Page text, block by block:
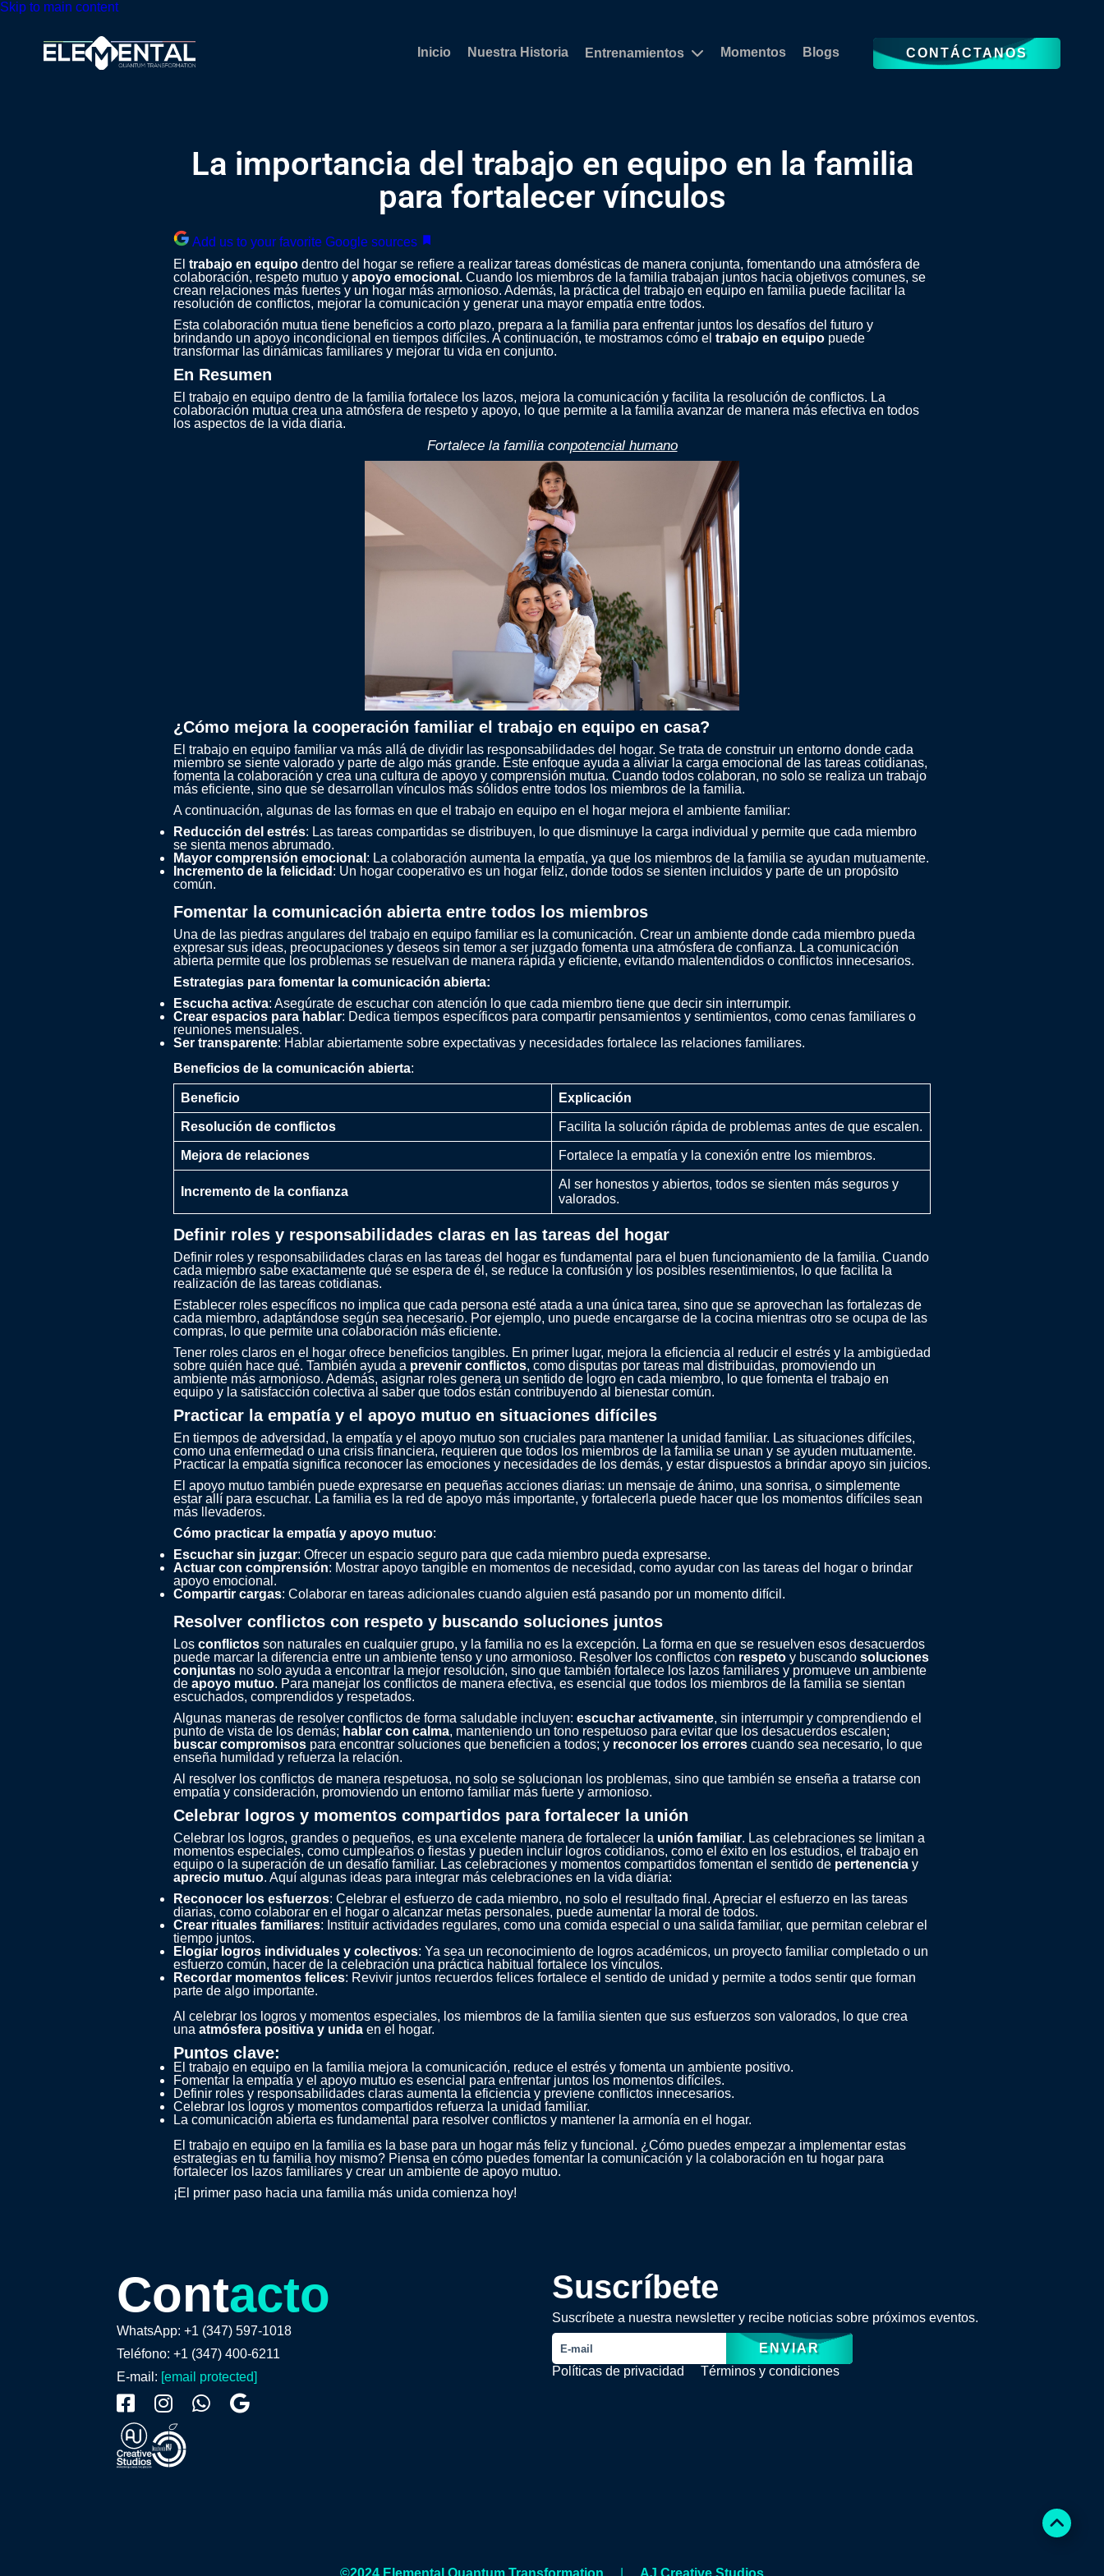
Skip to main content
Inicio Nuestra Historia Entrenamientos Momentos Blogs CONTÁCTANOS
La importancia del trabajo en equipo en la familia
para fortalecer vínculos
Add us to your favorite Google sources
El trabajo en equipodentro del hogar se refiere a realizar tareas domésticas de manera conjunta, fomentando una atmósfera de
colaboración, respeto mutuo y apoyo emocional.Cuando los miembros de la familia trabajan juntos hacia objetivos comunes, se
crean relaciones más fuertes y un hogar más armonioso. Además, la práctica del trabajo en equipo en familia puede facilitar la
resolución de conflictos, mejorar la comunicación y generar una mayor empatía entre todos.
Esta colaboración mutua tiene beneficios a corto plazo, prepara a la familia para enfrentar juntos los desafíos del futuro y
brindando un apoyo incondicional en tiempos difíciles. A continuación, te mostramos cómo el trabajo en equipopuede
transformar las dinámicas familiares y mejorar tu vida en conjunto.
En Resumen
El trabajo en equipo dentro de la familia fortalece los lazos, mejora la comunicación y facilita la resolución de conflictos. La
colaboración mutua crea una atmósfera de respeto y apoyo, lo que permite a la familia avanzar de manera más efectiva en todos
los aspectos de la vida diaria.
Fortalece la familia conpotencial humano
¿Cómo mejora la cooperación familiar el trabajo en equipo en casa?
El trabajo en equipo familiar va más allá de dividir las responsabilidades del hogar. Se trata de construir un entorno donde cada
miembro se siente valorado y parte de algo más grande. Este enfoque ayuda a aliviar la carga emocional de las tareas cotidianas,
fomenta la colaboración y crea una cultura de apoyo y comprensión mutua. Cuando todos colaboran, no solo se realiza un trabajo
más eficiente, sino que se desarrollan vínculos más sólidos entre todos los miembros de la familia.
A continuación, algunas de las formas en que el trabajo en equipo en el hogar mejora el ambiente familiar:
Reducción del estrés: Las tareas compartidas se distribuyen, lo que disminuye la carga individual y permite que cada miembro
se sienta menos abrumado.
Mayor comprensión emocional : La colaboración aumenta la empatía, ya que los miembros de la familia se ayudan mutuamente.
Incremento de la felicidad : Un hogar cooperativo es un hogar feliz, donde todos se sienten incluidos y parte de un propósito
común.
Fomentar la comunicación abierta entre todos los miembros
Una de las piedras angulares del trabajo en equipo familiar es la comunicación. Crear un ambiente donde cada miembro pueda
expresar sus ideas, preocupaciones y deseos sin temor a ser juzgado fomenta una atmósfera de confianza. La comunicación
abierta permite que los problemas se resuelvan de manera rápida y eficiente, evitando malentendidos o conflictos innecesarios.
Estrategias para fomentar la comunicación abierta:
Escucha activa: Asegúrate de escuchar con atención lo que cada miembro tiene que decir sin interrumpir.
Crear espacios para hablar: Dedica tiempos específicos para compartir pensamientos y sentimientos, como cenas familiares o
reuniones mensuales.
Ser transparente: Hablar abiertamente sobre expectativas y necesidades fortalece las relaciones familiares.
Beneficios de la comunicación abierta:
Beneficio Explicación
Resolución de conflictos Facilita la solución rápida de problemas antes de que escalen.
Mejora de relaciones Fortalece la empatía y la conexión entre los miembros.
Incremento de la confianza
Al ser honestos y abiertos, todos se sienten más seguros y
valorados.
Definir roles y responsabilidades claras en las tareas del hogar
Definir roles y responsabilidades claras en las tareas del hogar es fundamental para el buen funcionamiento de la familia. Cuando
cada miembro sabe exactamente qué se espera de él, se reduce la confusión y los posibles resentimientos, lo que facilita la
realización de las tareas cotidianas.
Establecer roles específicos no implica que cada persona esté atada a una única tarea, sino que se aprovechan las fortalezas de
cada miembro, adaptándose según sea necesario. Por ejemplo, uno puede encargarse de la cocina mientras otro se ocupa de las
compras, lo que permite una colaboración más eficiente.
Tener roles claros en el hogar ofrece beneficios tangibles. En primer lugar, mejora la eficiencia al reducir el estrés y la ambigüedad
sobre quién hace qué. También ayuda a prevenir conflictos, como disputas por tareas mal distribuidas, promoviendo un
ambiente más armonioso. Además, asignar roles genera un sentido de logro en cada miembro, lo que fomenta el trabajo en
equipo y la satisfacción colectiva al saber que todos están contribuyendo al bienestar común.
Practicar la empatía y el apoyo mutuo en situaciones difíciles
En tiempos de adversidad, la empatía y el apoyo mutuo son cruciales para mantener la unidad familiar. Las situaciones difíciles,
como una enfermedad o una crisis financiera, requieren que todos los miembros de la familia se unan y se ayuden mutuamente.
Practicar la empatía significa reconocer las emociones y necesidades de los demás, y estar dispuestos a brindar apoyo sin juicios.
El apoyo mutuo también puede expresarse en pequeñas acciones diarias: un mensaje de ánimo, una sonrisa, o simplemente
estar allí para escuchar. La familia es la red de apoyo más importante, y fortalecerla puede hacer que los momentos difíciles sean
más llevaderos.
Cómo practicar la empatía y apoyo mutuo:
Escuchar sin juzgar: Ofrecer un espacio seguro para que cada miembro pueda expresarse.
Actuar con comprensión: Mostrar apoyo tangible en momentos de necesidad, como ayudar con las tareas del hogar o brindar
apoyo emocional.
Compartir cargas: Colaborar en tareas adicionales cuando alguien está pasando por un momento difícil.
Resolver conflictos con respeto y buscando soluciones juntos
Los conflictosson naturales en cualquier grupo, y la familia no es la excepción. La forma en que se resuelven esos desacuerdos
puede marcar la diferencia entre un ambiente tenso y uno armonioso. Resolver los conflictos con respetoy buscando soluciones
conjuntasno solo ayuda a encontrar la mejor resolución, sino que también fortalece los lazos familiares y promueve un ambiente
de apoyo mutuo. Para manejar los conflictos de manera efectiva, es esencial que todos los miembros de la familia se sientan
escuchados, comprendidos y respetados.
Algunas maneras de resolver conflictos de forma saludable incluyen: escuchar activamente, sin interrumpir y comprendiendo el
punto de vista de los demás; hablar con calma, manteniendo un tono respetuoso para evitar que los desacuerdos escalen;
buscar compromisospara encontrar soluciones que beneficien a todos; y reconocer los errorescuando sea necesario, lo que
enseña humildad y refuerza la relación.
Al resolver los conflictos de manera respetuosa, no solo se solucionan los problemas, sino que también se enseña a tratarse con
empatía y consideración, promoviendo un entorno familiar más fuerte y armonioso.
Celebrar logros y momentos compartidos para fortalecer la unión
Celebrar los logros, grandes o pequeños, es una excelente manera de fortalecer la unión familiar. Las celebraciones se limitan a
momentos especiales, como cumpleaños o fiestas y pueden incluir logros cotidianos, como el éxito en los estudios, el trabajo en
equipo o la superación de un desafío familiar. Las celebraciones y momentos compartidos fomentan el sentido de pertenenciay
aprecio mutuo. Aquí algunas ideas para integrar más celebraciones en la vida diaria:
Reconocer los esfuerzos: Celebrar el esfuerzo de cada miembro, no solo el resultado final. Apreciar el esfuerzo en las tareas
diarias, como colaborar en el hogar o alcanzar metas personales, puede aumentar la moral de todos.
Crear rituales familiares: Instituir actividades regulares, como una comida especial o una salida familiar, que permitan celebrar el
tiempo juntos.
Elogiar logros individuales y colectivos: Ya sea un reconocimiento de logros académicos, un proyecto familiar completado o un
esfuerzo común, hacer de la celebración una práctica habitual fortalece los vínculos.
Recordar momentos felices: Revivir juntos recuerdos felices fortalece el sentido de unidad y permite a todos sentir que forman
parte de algo importante.
Al celebrar los logros y momentos especiales, los miembros de la familia sienten que sus esfuerzos son valorados, lo que crea
una atmósfera positiva y unidaen el hogar.
Puntos clave:
El trabajo en equipo en la familia mejora la comunicación, reduce el estrés y fomenta un ambiente positivo.
Fomentar la empatía y el apoyo mutuo es esencial para enfrentar juntos los momentos difíciles.
Definir roles y responsabilidades claras aumenta la eficiencia y previene conflictos innecesarios.
Celebrar los logros y momentos compartidos refuerza la unidad familiar.
La comunicación abierta es fundamental para resolver conflictos y mantener la armonía en el hogar.
El trabajo en equipo en la familia es la base para un hogar más feliz y funcional. ¿Cómo puedes empezar a implementar estas
estrategias en tu familia hoy mismo? Piensa en cómo puedes fomentar la comunicación y la colaboración en tu hogar para
fortalecer los lazos familiares y crear un ambiente de apoyo mutuo.
¡El primer paso hacia una familia más unida comienza hoy!
Contacto
WhatsApp: +1 (347) 597-1018
Teléfono: +1 (347) 400-6211
E-mail: [email protected]
Suscríbete
Suscríbete a nuestra newsletter y recibe noticias sobre próximos eventos.
ENVIAR
Políticas de privacidad
Términos y condiciones